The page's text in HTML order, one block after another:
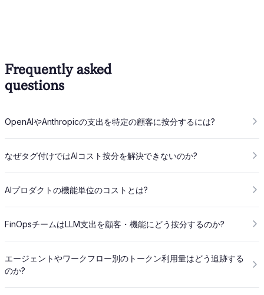
Frequently asked
questions
OpenAIやAnthropicの支出を特定の顧客に按分するには?
なぜタグ付けではAIコスト按分を解決できないのか?
AIプロダクトの機能単位のコストとは?
FinOpsチームはLLM支出を顧客・機能にどう按分するのか?
エージェントやワークフロー別のトークン利用量はどう追跡する
のか?